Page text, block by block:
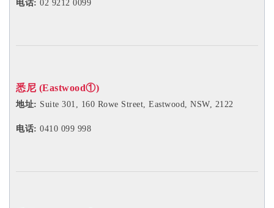
电话: 02 9212 0099
悉尼 (Eastwood①)
地址: Suite 301, 160 Rowe Street, Eastwood, NSW, 2122
电话: 0410 099 998